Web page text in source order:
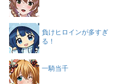
負けヒロインが多すぎ
る！
一騎当千